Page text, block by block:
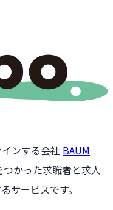
ンする会社 BAUM
かった求職者と求人
サービスです。